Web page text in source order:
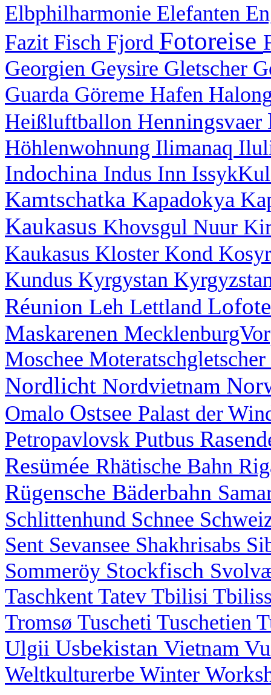
Elbphilharmonie Elefanten
Fazit Fisch Fjord Fotoreise
Georgien Geysire Gletscher
Guarda Göreme Hafen
Heißluftballon Henningsvaer
Höhlenwohnung Ilimanaq
Indochina Indus Inn
Kamtschatka Kapadokya
Kaukasus Khovsgul Nuur
Kaukasus Kloster Kond
Kundus Kyrgystan
Réunion Leh Lettland
Maskarenen
Moschee Moteratschgletscher
Nordlicht Nordvietnam
Omalo Ostsee Palast der
Petropavlovsk Putbus
Resümée Rhätische Bahn
Rügensche Bäderbahn
Schlittenhund Schnee
Sent Sevansee Shakhrisabs
Sommeröy Stockfisch
Taschkent Tatev Tbilisi
Tromsø Tuscheti Tuschetien
Ulgii Usbekistan Vietnam
Weltkulturerbe Winter